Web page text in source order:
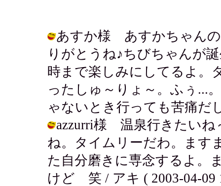
あすか様 あすかちゃん
りがとうね♪ちびちゃんが
時まで楽しみにしてるよ。
ったしゅ～りょ～。ふぅ...
ゃないとき行っても苦痛だ
azzurri様 温泉行きたいね
ね。タイムリーだわ。ます
た自分磨きに専念するよ。
けど 笑 / アキ ( 2003-04-09